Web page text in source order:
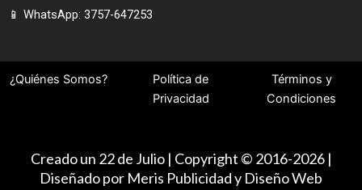
📱 WhatsApp: 3757-647253
¿Quiénes Somos?
Política de
Privacidad
Términos y
Condiciones
Creado un 22 de Julio | Copyright © 2016-2026 |
Diseñado por Meris Publicidad y Diseño Web